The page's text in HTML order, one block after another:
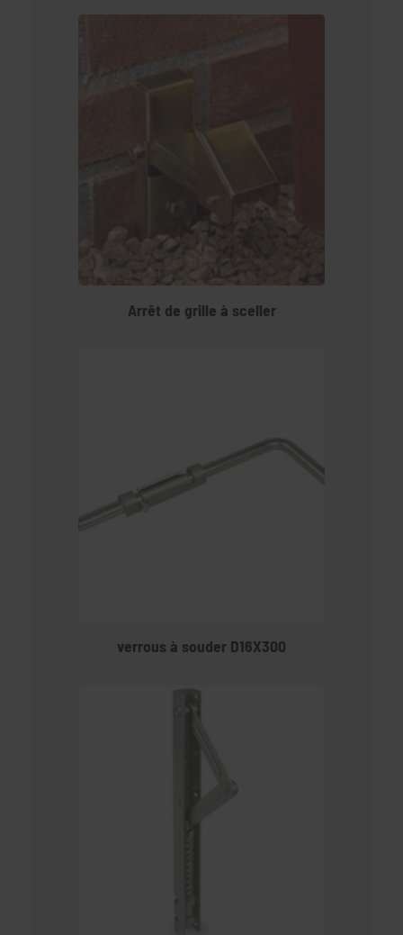
Arrêt de grille à sceller
verrous à souder D16X300